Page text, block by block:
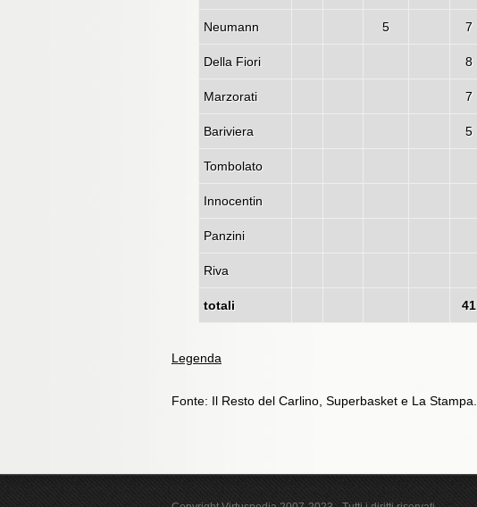
Neumann 5 7
Della Fiori 8
Marzorati 7
Bariviera 5
Tombolato
Innocentin
Panzini
Riva
totali 41
Legenda
Fonte: Il Resto del Carlino, Superbasket e La Stampa.